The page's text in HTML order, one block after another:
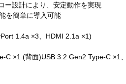
設計により、安定動作を実現
を簡単に導入可能
1.4a ×3、HDMI 2.1a ×1)
×1 (背面)USB 3.2 Gen2 Type-C ×1